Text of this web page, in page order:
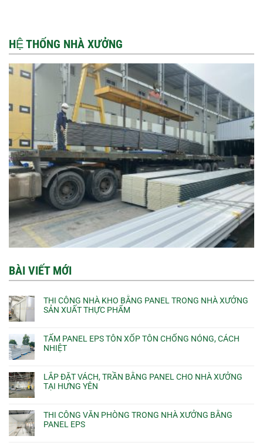
HỆ THỐNG NHÀ XƯỞNG
BÀI VIẾT MỚI
THI CÔNG NHÀ KHO BẰNG PANEL TRONG NHÀ XƯỞNG
SẢN XUẤT THỰC PHẨM
TẤM PANEL EPS TÔN XỐP TÔN CHỐNG NÓNG, CÁCH
NHIỆT
LẮP ĐẶT VÁCH, TRẦN BẰNG PANEL CHO NHÀ XƯỞNG
TẠI HƯNG YÊN
THI CÔNG VĂN PHÒNG TRONG NHÀ XƯỞNG BẰNG
PANEL EPS